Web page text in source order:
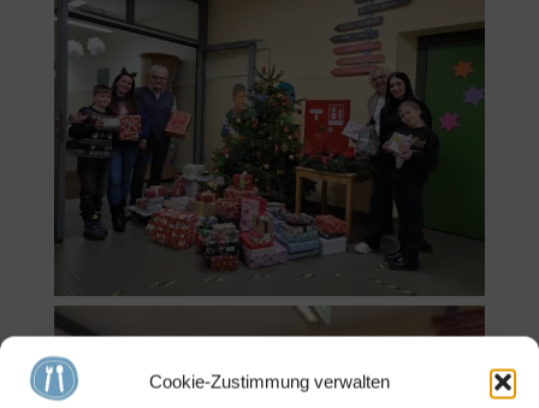
Cookie-Zustimmung verwalten